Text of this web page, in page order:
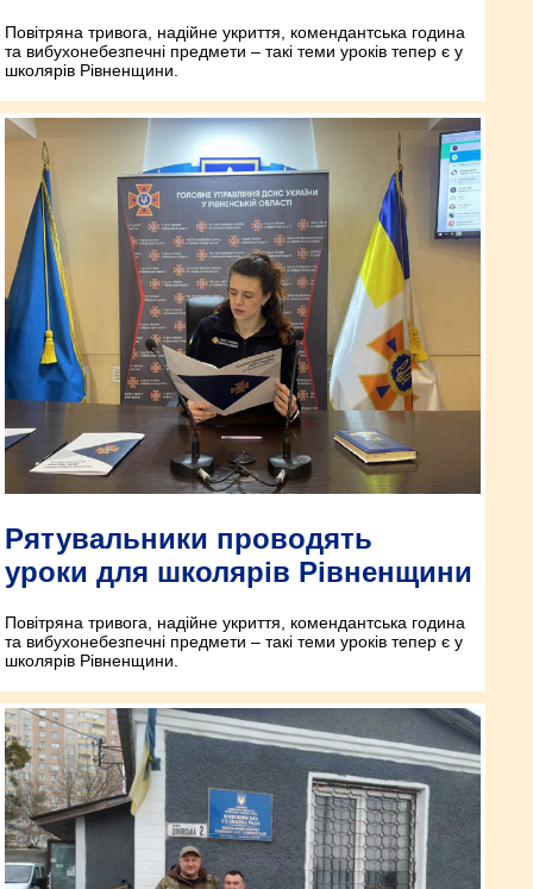
Повітряна тривога, надійне укриття, комендантська година
та вибухонебезпечні предмети – такі теми уроків тепер є у
школярів Рівненщини.
Рятувальники проводять
уроки для школярів Рівненщини
Повітряна тривога, надійне укриття, комендантська година
та вибухонебезпечні предмети – такі теми уроків тепер є у
школярів Рівненщини.